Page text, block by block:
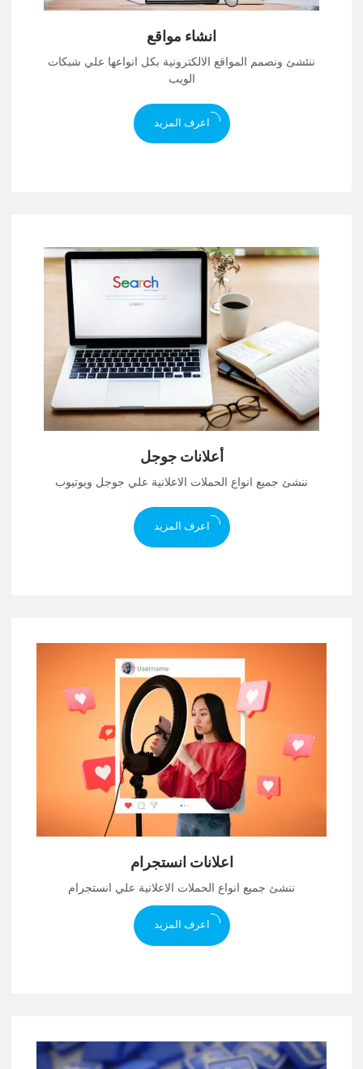
انشاء مواقع
ننئشئ ونصمم المواقع الالكترونية بكل انواعها علي شبكات
الويب
اعرف المزيد
أعلانات جوجل
ننشئ جميع انواع الحملات الاعلانية علي جوجل ويوتيوب
اعرف المزيد
اعلانات انستجرام
ننشئ جميع انواع الحملات الاعلانية علي انستجرام
اعرف المزيد